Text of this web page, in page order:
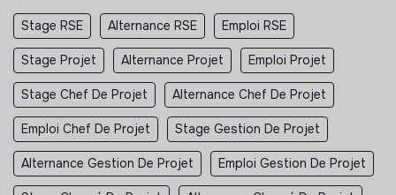
Stage RSE Alternance RSE Emploi RSE
Stage Projet Alternance Projet Emploi Projet
Stage Chef De Projet Alternance Chef De Projet
Emploi Chef De Projet Stage Gestion De Projet
Alternance Gestion De Projet Emploi Gestion De Projet